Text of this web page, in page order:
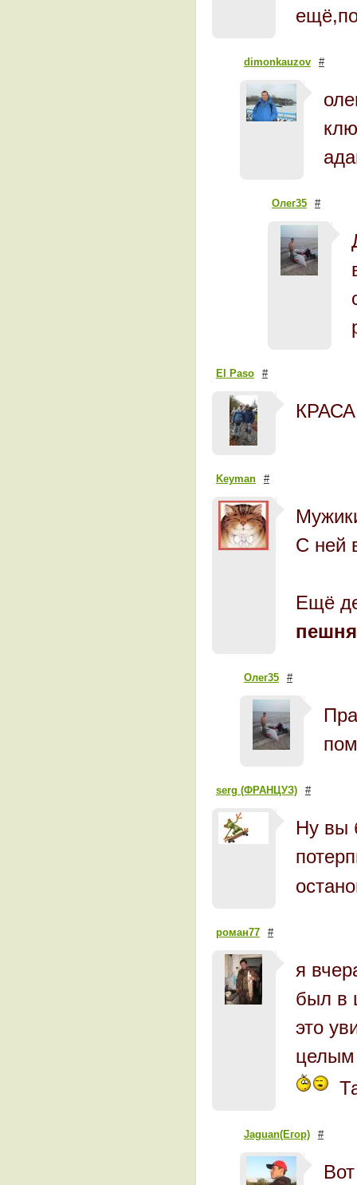
dimonkauzov #
Олег35 #
El Paso #
Keyman #
С ней
Ещё
Олег35 #
serg (ФРАНЦУЗ) #
Ну вы
роман77 #
я
был в
это
целым
Jaguan(Егор) #